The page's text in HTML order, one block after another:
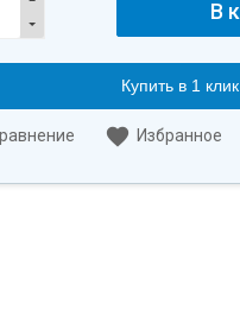
Купить в 1 клик
Избранное